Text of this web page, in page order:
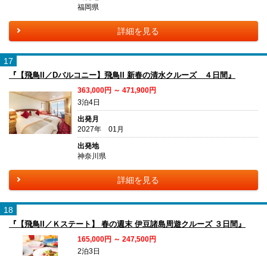
福岡県
詳細を見る
17
『【飛鳥II／Dバルコニー】飛鳥II 新春の清水クルーズ ４日間』
363,000円 ～ 471,900円
3泊4日
出発月
2027年 01月
出発地
神奈川県
詳細を見る
18
『【飛鳥II／Ｋステート】 春の週末 伊豆諸島周遊クルーズ ３日間』
165,000円 ～ 247,500円
2泊3日